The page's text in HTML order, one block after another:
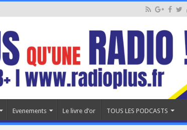
Evenements Le livre d’or TOUS LES PODCASTS